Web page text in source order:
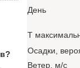
День
T
Осадки,
Ветер, м/с